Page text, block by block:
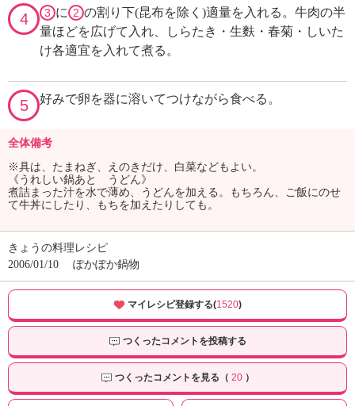
4 3 に 2 の割り下(昆布を除く)適量を入れる。牛肉の半
量ほどを広げて入れ、しらたき・生麩・春菊・しいた
け各適宜を入れて煮る。
5 好みで卵を器に溶いてつけながら食べる。
全体備考
※具は、たまねぎ、えのきだけ、白菜などもよい。
《うれしい鍋あと うどん》
煮詰まった汁を水で薄め、うどんを加える。もちろん、ご飯にのせ
て牛丼にしたり、もちを加えたりしても。
きょうの料理レシピ
2006/01/10
ぽかぽか鍋物
マイレシピ登録する(1520)
つくったコメントを投稿する
つくったコメントを見る（ 20 ）